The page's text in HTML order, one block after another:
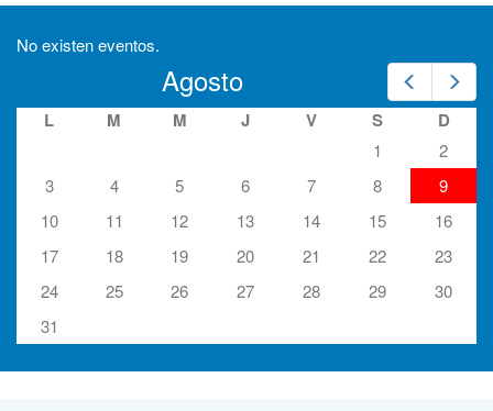
No existen eventos.
Prev
Agosto
L M M J V S D
1
2
3
4 5 6 7 8
9
10
11 12 13 14 15
16
17
18 19 20 21 22
23
24
25 26 27 28 29
30
31